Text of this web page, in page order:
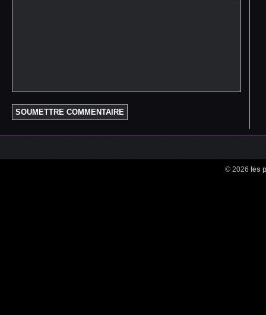
© 2026 les